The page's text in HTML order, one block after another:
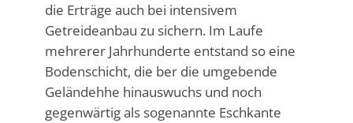
die Erträge auch bei intensivem
Getreideanbau zu sichern. Im Laufe
mehrerer Jahrhunderte entstand so eine
Bodenschicht, die ber die umgebende
Geländehhe hinauswuchs und noch
gegenwärtig als sogenannte Eschkante